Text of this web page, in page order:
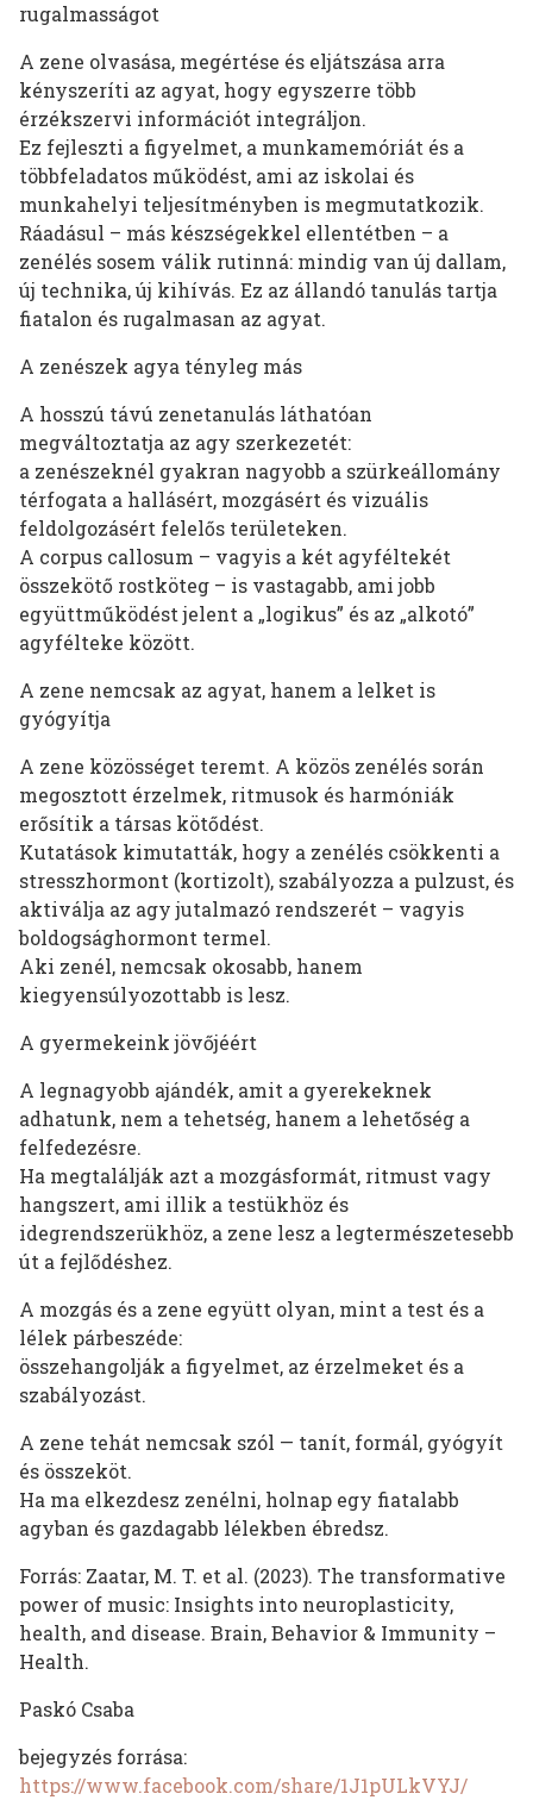
rugalmasságot
A zene olvasása, megértése és eljátszása arra
kényszeríti az agyat, hogy egyszerre több
érzékszervi információt integráljon.
Ez fejleszti a figyelmet, a munkamemóriát és a
többfeladatos működést, ami az iskolai és
munkahelyi teljesítményben is megmutatkozik.
Ráadásul – más készségekkel ellentétben – a
zenélés sosem válik rutinná: mindig van új dallam,
új technika, új kihívás. Ez az állandó tanulás tartja
fiatalon és rugalmasan az agyat.
A zenészek agya tényleg más
A hosszú távú zenetanulás láthatóan
megváltoztatja az agy szerkezetét:
a zenészeknél gyakran nagyobb a szürkeállomány
térfogata a hallásért, mozgásért és vizuális
feldolgozásért felelős területeken.
A corpus callosum – vagyis a két agyféltekét
összekötő rostköteg – is vastagabb, ami jobb
együttműködést jelent a „logikus” és az „alkotó”
agyfélteke között.
A zene nemcsak az agyat, hanem a lelket is
gyógyítja
A zene közösséget teremt. A közös zenélés során
megosztott érzelmek, ritmusok és harmóniák
erősítik a társas kötődést.
Kutatások kimutatták, hogy a zenélés csökkenti a
stresszhormont (kortizolt), szabályozza a pulzust, és
aktiválja az agy jutalmazó rendszerét – vagyis
boldogsághormont termel.
Aki zenél, nemcsak okosabb, hanem
kiegyensúlyozottabb is lesz.
A gyermekeink jövőjéért
A legnagyobb ajándék, amit a gyerekeknek
adhatunk, nem a tehetség, hanem a lehetőség a
felfedezésre.
Ha megtalálják azt a mozgásformát, ritmust vagy
hangszert, ami illik a testükhöz és
idegrendszerükhöz, a zene lesz a legtermészetesebb
út a fejlődéshez.
A mozgás és a zene együtt olyan, mint a test és a
lélek párbeszéde:
összehangolják a figyelmet, az érzelmeket és a
szabályozást.
A zene tehát nemcsak szól — tanít, formál, gyógyít
és összeköt.
Ha ma elkezdesz zenélni, holnap egy fiatalabb
agyban és gazdagabb lélekben ébredsz.
Forrás: Zaatar, M. T. et al. (2023). The transformative
power of music: Insights into neuroplasticity,
health, and disease. Brain, Behavior & Immunity –
Health.
Paskó Csaba
bejegyzés forrása:
https://www.facebook.com/share/1J1pULkVYJ/